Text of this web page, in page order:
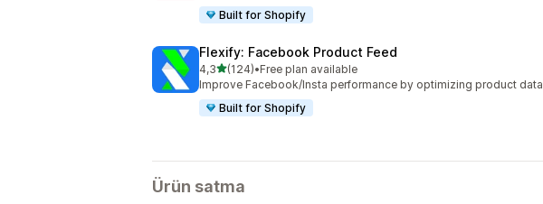
Built for Shopify
Flexify: Facebook Product Feed
4,35 yıldız üzerinden
(124)
toplam 124 değerlendirme
•Free plan available
Improve Facebook/Insta performance by optimizing product data
Built for Shopify
Ürün satma